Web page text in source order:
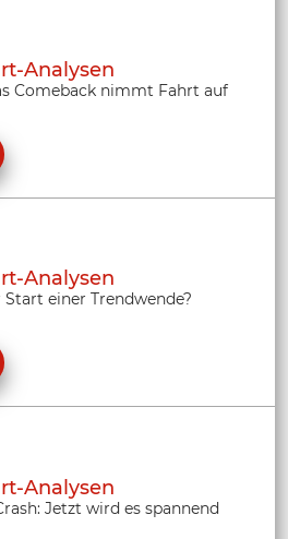
Analysen
Comeback nimmt Fahrt auf
Analysen
einer Trendwende?
Analysen
Jetzt wird es spannend